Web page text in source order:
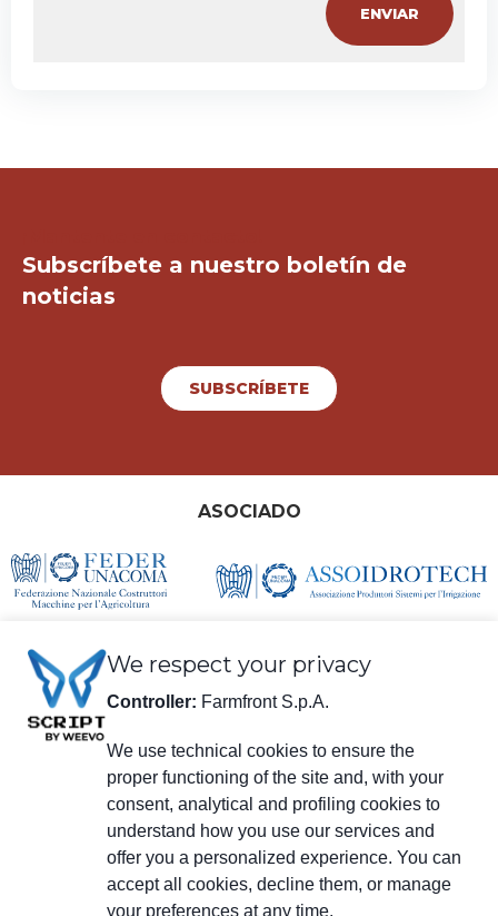
Subscríbete a nuestro boletín de
noticias
SUBSCRÍBETE
ASOCIADO
información legal
Farmfront S.p.A.
Planta y Domicilio social: Via S. Eusebio 7, 41014 Castelvetro di Modena
NIF, IVA, Número de registro en el Registro Mercantil de Modena
01294030364 – PEC (correo electrónico certificado):
We respect your privacy
Controller: Farmfront S.p.A.
We use technical cookies to ensure the
proper functioning of the site and, with your
consent, analytical and profiling cookies to
understand how you use our services and
offer you a personalized experience. You can
accept all cookies, decline them, or manage
your preferences at any time.